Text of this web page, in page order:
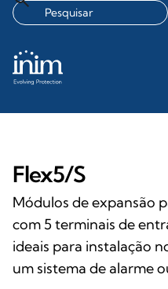
Flex5/S
Módulos de expansão
com 5 terminais de
ideais para instalação
um sistema de alarme